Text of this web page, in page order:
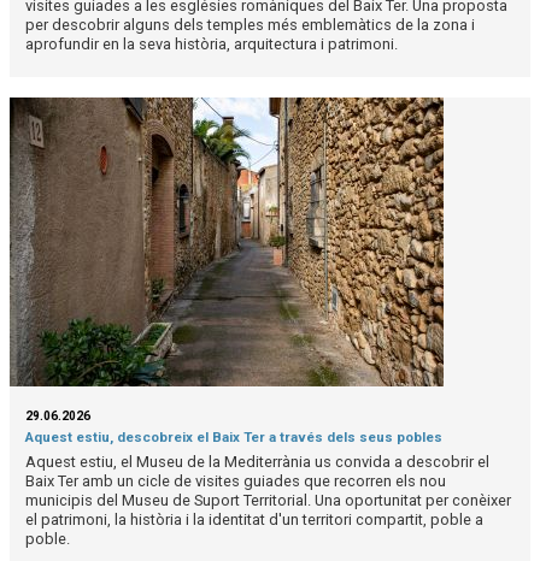
visites guiades a les esglésies romàniques del Baix Ter. Una proposta
per descobrir alguns dels temples més emblemàtics de la zona i
aprofundir en la seva història, arquitectura i patrimoni.
29.06.2026
Aquest estiu, descobreix el Baix Ter a través dels seus pobles
Aquest estiu, el Museu de la Mediterrània us convida a descobrir el
Baix Ter amb un cicle de visites guiades que recorren els nou
municipis del Museu de Suport Territorial. Una oportunitat per conèixer
el patrimoni, la història i la identitat d'un territori compartit, poble a
poble.